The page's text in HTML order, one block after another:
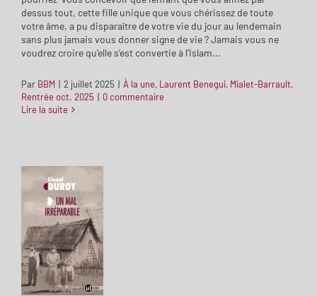
dessus tout, cette fille unique que vous chérissez de toute
votre âme, a pu disparaître de votre vie du jour au lendemain
sans plus jamais vous donner signe de vie ? Jamais vous ne
voudrez croire qu’elle s’est convertie à l’Islam...
Par BBM | 2 juillet 2025 | À la une, Laurent Benegui, Mialet-Barrault,
Rentrée oct. 2025 | 0 commentaire
Lire la suite